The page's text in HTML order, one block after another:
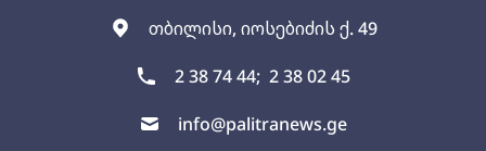
თბილისი, იოსებიძის ქ. 49
2 38 74 44; 2 38 02 45
info@palitranews.ge